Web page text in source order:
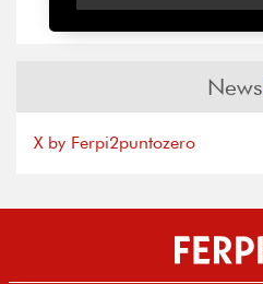
X by Ferpi2puntozero